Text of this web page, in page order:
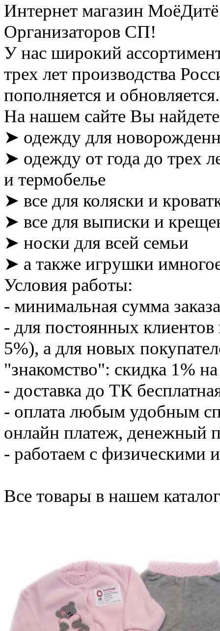
Интернет магазин
Организаторов СП!
У нас широкий
трех лет производства
пополняется и обновляется.
На нашем сайте Вы
➤ одежду для
➤ одежду от года до трех
и термобелье
➤ все для коляски и
➤ все для выписки и
➤ носки для всей семьи
➤ а также игрушки
Условия работы:
- минимальная сумма
- для постоянных
5%), а для новых
"знакомство": скидка 1%
- доставка до ТК
- оплата любым удобным
онлайн платеж, денежный
- работаем с физическими
Все товары в нашем